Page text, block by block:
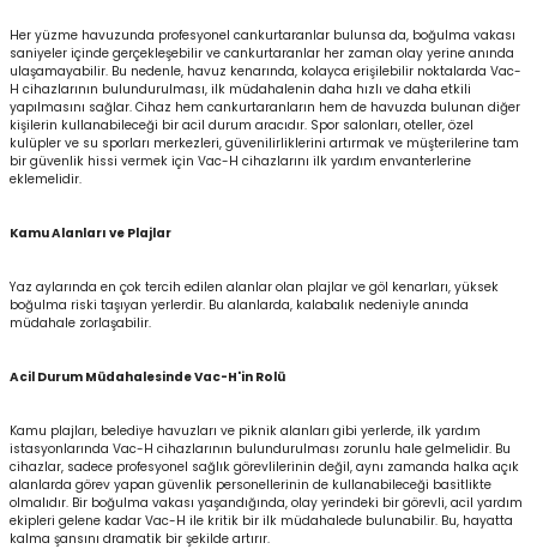
Her yüzme havuzunda profesyonel cankurtaranlar bulunsa da, boğulma vakası
saniyeler içinde gerçekleşebilir ve cankurtaranlar her zaman olay yerine anında
ulaşamayabilir. Bu nedenle, havuz kenarında, kolayca erişilebilir noktalarda Vac-
H cihazlarının bulundurulması, ilk müdahalenin daha hızlı ve daha etkili
yapılmasını sağlar. Cihaz hem cankurtaranların hem de havuzda bulunan diğer
kişilerin kullanabileceği bir acil durum aracıdır. Spor salonları, oteller, özel
kulüpler ve su sporları merkezleri, güvenilirliklerini artırmak ve müşterilerine tam
bir güvenlik hissi vermek için Vac-H cihazlarını ilk yardım envanterlerine
eklemelidir.
Kamu Alanları ve Plajlar
Yaz aylarında en çok tercih edilen alanlar olan plajlar ve göl kenarları, yüksek
boğulma riski taşıyan yerlerdir. Bu alanlarda, kalabalık nedeniyle anında
müdahale zorlaşabilir.
Acil Durum Müdahalesinde Vac-H'in Rolü
Kamu plajları, belediye havuzları ve piknik alanları gibi yerlerde, ilk yardım
istasyonlarında Vac-H cihazlarının bulundurulması zorunlu hale gelmelidir. Bu
cihazlar, sadece profesyonel sağlık görevlilerinin değil, aynı zamanda halka açık
alanlarda görev yapan güvenlik personellerinin de kullanabileceği basitlikte
olmalıdır. Bir boğulma vakası yaşandığında, olay yerindeki bir görevli, acil yardım
ekipleri gelene kadar Vac-H ile kritik bir ilk müdahalede bulunabilir. Bu, hayatta
kalma şansını dramatik bir şekilde artırır.